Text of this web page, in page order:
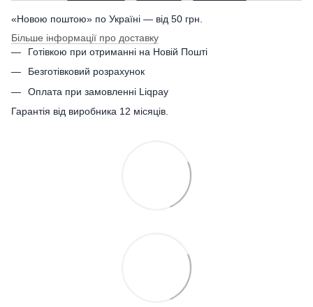
«Новою поштою» по Україні — від 50 грн.
Більше інформації про доставку
Готівкою при отриманні на Новій Пошті
Безготівковий розрахунок
Оплата при замовленні Liqpay
Гарантія від виробника 12 місяців.